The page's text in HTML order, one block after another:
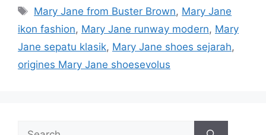
Tags
Mary Jane from Buster Brown, Mary Jane
ikon fashion, Mary Jane runway modern, Mary
Jane sepatu klasik, Mary Jane shoes sejarah,
origines Mary Jane shoesevolus